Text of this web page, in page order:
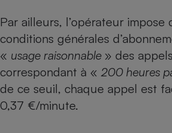
Par ailleurs, l’opérateur impose
conditions générales
« usage raisonnable » des
correspondant à « 200 heures
de ce seuil, chaque appel est
0,37 €/minute.